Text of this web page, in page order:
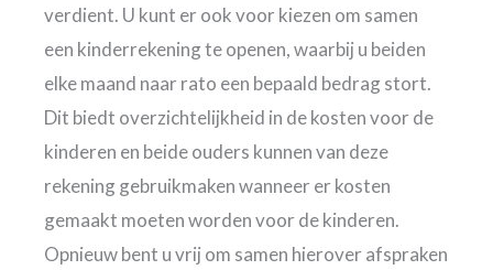
verdient. U kunt er ook voor kiezen om samen
een kinderrekening te openen, waarbij u beiden
elke maand naar rato een bepaald bedrag stort.
Dit biedt overzichtelijkheid in de kosten voor de
kinderen en beide ouders kunnen van deze
rekening gebruikmaken wanneer er kosten
gemaakt moeten worden voor de kinderen.
Opnieuw bent u vrij om samen hierover afspraken